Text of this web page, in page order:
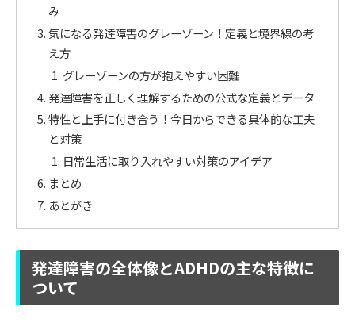
み
気になる発達障害のグレーゾーン！定義と境界線の考
え方
グレーゾーンの方が抱えやすい困難
発達障害を正しく理解するための公式な定義とデータ
特性と上手に付き合う！今日からできる具体的な工夫
と対策
日常生活に取り入れやすい対策のアイデア
まとめ
あとがき
発達障害の全体像とADHDの主な特徴に
ついて